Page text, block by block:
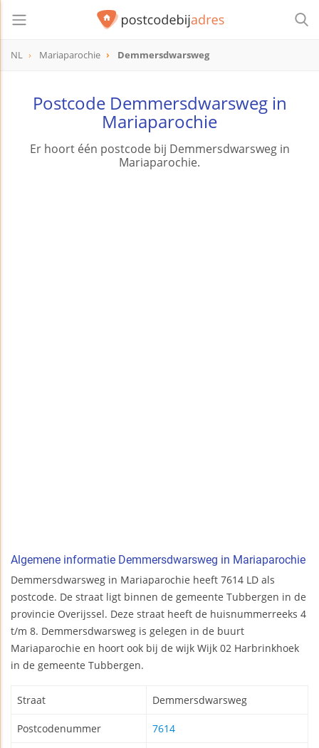
NL Mariaparochie Demmersdwarsweg
Postcode Demmersdwarsweg in
Mariaparochie
Er hoort één postcode bij Demmersdwarsweg in
Mariaparochie.
Algemene informatie Demmersdwarsweg in Mariaparochie
Demmersdwarsweg in Mariaparochie heeft 7614 LD als
postcode. De straat ligt binnen de gemeente Tubbergen in de
provincie Overijssel. Deze straat heeft de huisnummerreeks 4
t/m 8. Demmersdwarsweg is gelegen in de buurt
Mariaparochie en hoort ook bij de wijk Wijk 02 Harbrinkhoek
in de gemeente Tubbergen.
Straat Demmersdwarsweg
Postcodenummer 7614